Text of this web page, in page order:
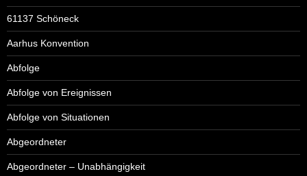
61137 Schöneck
Aarhus Konvention
Abfolge
Abfolge von Ereignissen
Abfolge von Situationen
Abgeordneter
Abgeordneter – Unabhängigkeit